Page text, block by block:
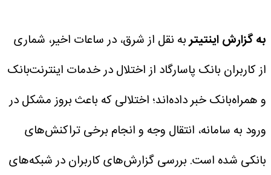
به گزارش اینتیتربه نقل از شرق، در ساعات اخیر، شماری
از کاربران بانک پاسارگاد از اختلال در خدمات اینترنت‌بانک
و همراه‌بانک خبر داده‌اند؛ اختلالی که باعث بروز مشکل در
ورود به سامانه، انتقال وجه و انجام برخی تراکنش‌های
بانکی شده است. بررسی گزارش‌های کاربران در شبکه‌های